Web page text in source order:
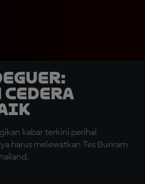
kabar terkini perihal
harus melewatkan Tes Buriram